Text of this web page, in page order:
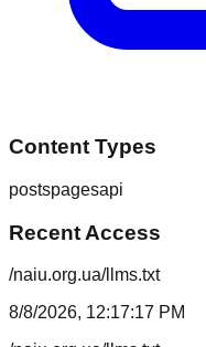
Content Types
postspagesapi
Recent Access
/naiu.org.ua/llms.txt
8/8/2026, 12:17:17 PM